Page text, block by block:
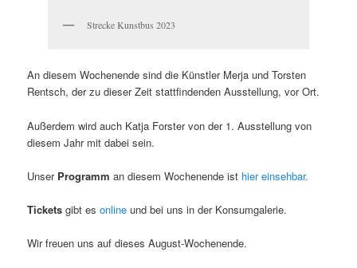
Strecke Kunstbus 2023
An diesem Wochenende sind die Künstler Merja und Torsten
Rentsch, der zu dieser Zeit stattfindenden Ausstellung, vor Ort.
Außerdem wird auch Katja Forster von der 1. Ausstellung von
diesem Jahr mit dabei sein.
Unser Programm an diesem Wochenende ist hier einsehbar.
Tickets gibt esonline und bei uns in der Konsumgalerie.
Wir freuen uns auf dieses August-Wochenende.